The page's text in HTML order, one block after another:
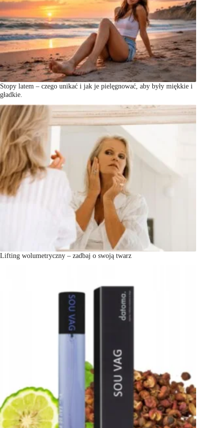
Stopy latem – czego unikać i jak je pielęgnować, aby były miękkie i
gładkie.
Lifting wolumetryczny – zadbaj o swoją twarz